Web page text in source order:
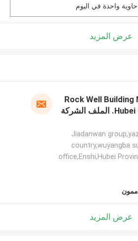
حاوية واحدة في اليوم
عرض المزيد
Rock Well Building
Hubei Co., Ltd. الملف الشركة
Jiadanwan
country,wuyangba
office,Enshi,Hubei
عرض المزيد